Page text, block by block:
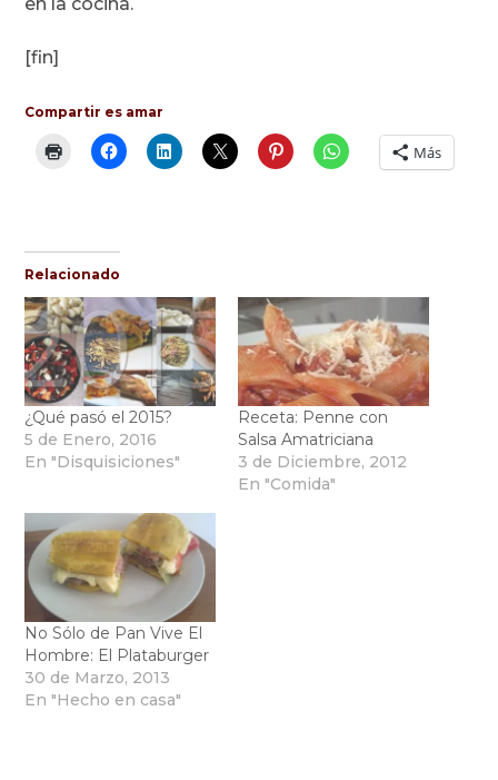
[fin]
Compartir es amar
Más
Relacionado
¿Qué pasó el 2015?
5 de Enero, 2016
En "Disquisiciones"
Receta: Penne con
Salsa Amatriciana
3 de Diciembre, 2012
En "Comida"
No Sólo de Pan Vive El
Hombre: El Plataburger
30 de Marzo, 2013
En "Hecho en casa"